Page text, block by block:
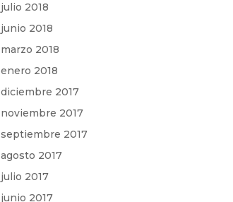
julio 2018
junio 2018
marzo 2018
enero 2018
diciembre 2017
noviembre 2017
septiembre 2017
agosto 2017
julio 2017
junio 2017